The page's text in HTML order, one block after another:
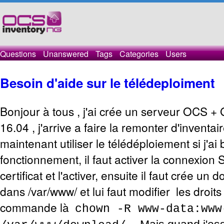
Questions Unanswered Tags Categories Users
Besoin d'aide sur le télédeploiment
Bonjour à tous , j'ai crée un serveur OCS +
16.04 , j'arrive a faire la remonter
maintenant utiliser le télédéploiement si j'ai
fonctionnement, il faut activer la connexion
certificat et l'activer, ensuite il faut crée un
dans /var/www/ et lui faut modifier les
commande là chown -R www-